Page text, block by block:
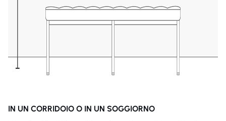
IN UN CORRIDOIO O IN UN SOGGIORNO